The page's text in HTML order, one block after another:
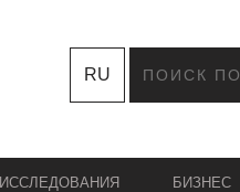
RU
ИССЛЕДОВАНИЯ БИЗНЕС